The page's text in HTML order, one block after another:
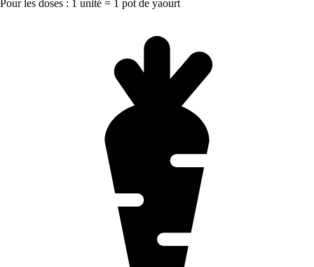
Pour les doses : 1 unité = 1 pot de yaourt